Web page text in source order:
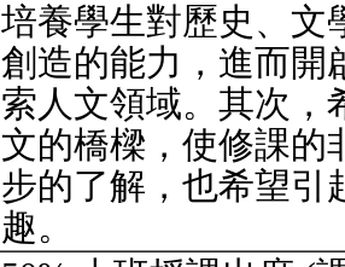
培養學生對歷史、文
創造的能力，進而開
索人文領域。其次，
文的橋樑，使修課的
步的了解，也希望引
趣。